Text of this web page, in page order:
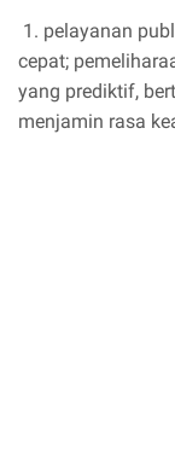
1. pelayanan
cepat;
yang prediktif,
menjamin rasa